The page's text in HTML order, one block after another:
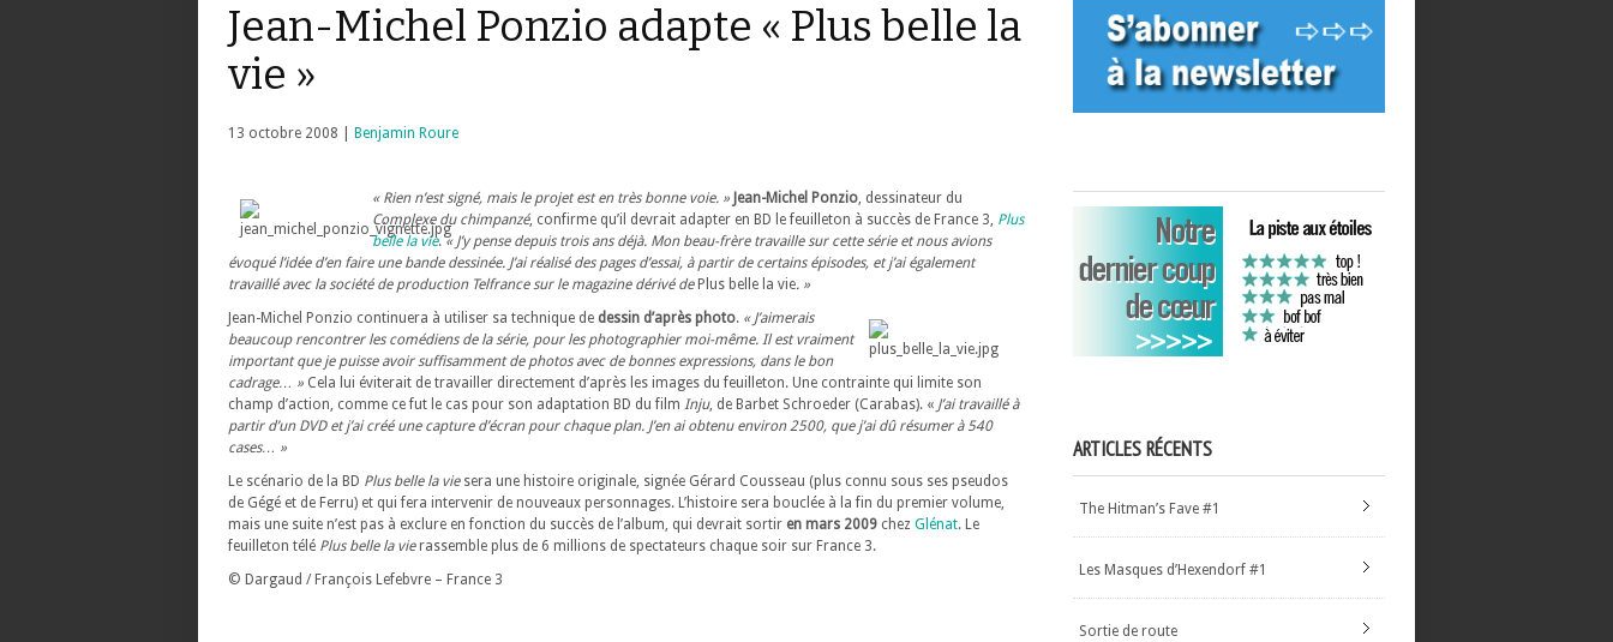
Jean-Michel Ponzio adapte « Plus belle la
vie »
13 octobre 2008 | Benjamin Roure
« Rien n’est signé, mais le projet est en très bonne voie. » Jean-Michel Ponzio, dessinateur du
Complexe du chimpanzé, confirme qu’il devrait adapter en BD le feuilleton à succès de France 3, Plus
belle la vie.« J’y pense depuis trois ans déjà. Mon beau-frère travaille sur cette série et nous avions
évoqué l’idée d’en faire une bande dessinée. J’ai réalisé des pages d’essai, à partir de certains épisodes, et j’ai également
travaillé avec la société de production Telfrance sur le magazine dérivé de Plus belle la vie. »
Jean-Michel Ponzio continuera à utiliser sa technique de dessin d’après photo. « J’aimerais
beaucoup rencontrer les comédiens de la série, pour les photographier moi-même. Il est vraiment
important que je puisse avoir suffisamment de photos avec de bonnes expressions, dans le bon
cadrage… » Cela lui éviterait de travailler directement d’après les images du feuilleton. Une contrainte qui limite son
champ d’action, comme ce fut le cas pour son adaptation BD du film Inju, de Barbet Schroeder (Carabas). « J’ai travaillé à
partir d’un DVD et j’ai créé une capture d’écran pour chaque plan. J’en ai obtenu environ 2500, que j’ai dû résumer à 540
cases… »
Le scénario de la BD Plus belle la viesera une histoire originale, signée Gérard Cousseau (plus connu sous ses pseudos
de Gégé et de Ferru) et qui fera intervenir de nouveaux personnages. L’histoire sera bouclée à la fin du premier volume,
mais une suite n’est pas à exclure en fonction du succès de l’album, qui devrait sortir en mars 2009 chez Glénat. Le
feuilleton télé Plus belle la vierassemble plus de 6 millions de spectateurs chaque soir sur France 3.
© Dargaud / François Lefebvre – France 3
ARTICLES RÉCENTS
The Hitman’s Fave #1
Les Masques d’Hexendorf #1
Sortie de route